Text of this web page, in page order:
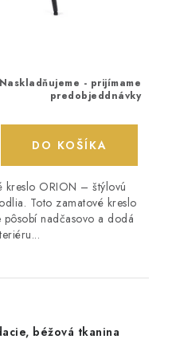
Naskladňujeme - prijímame
predobjeddnávky
DO KOŠÍKA
kreslo ORION – štýlovú
Toto zamatové kreslo
nadčasovo a dodá
béžová tkanina